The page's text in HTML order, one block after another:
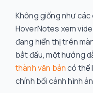
Không giống như
HoverNotes xem
đang hiển thị trên
bắt đầu, một hướng
thành văn bảncó thể
chính bối cảnh hình